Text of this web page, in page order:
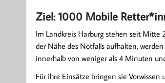
Ziel: 1000 Mobile
Im Landkreis Harburg stehen seit
der Nähe des Notfalls aufhalten,
innerhalb von weniger als 4 Minuten
Für ihre Einsätze bringen sie